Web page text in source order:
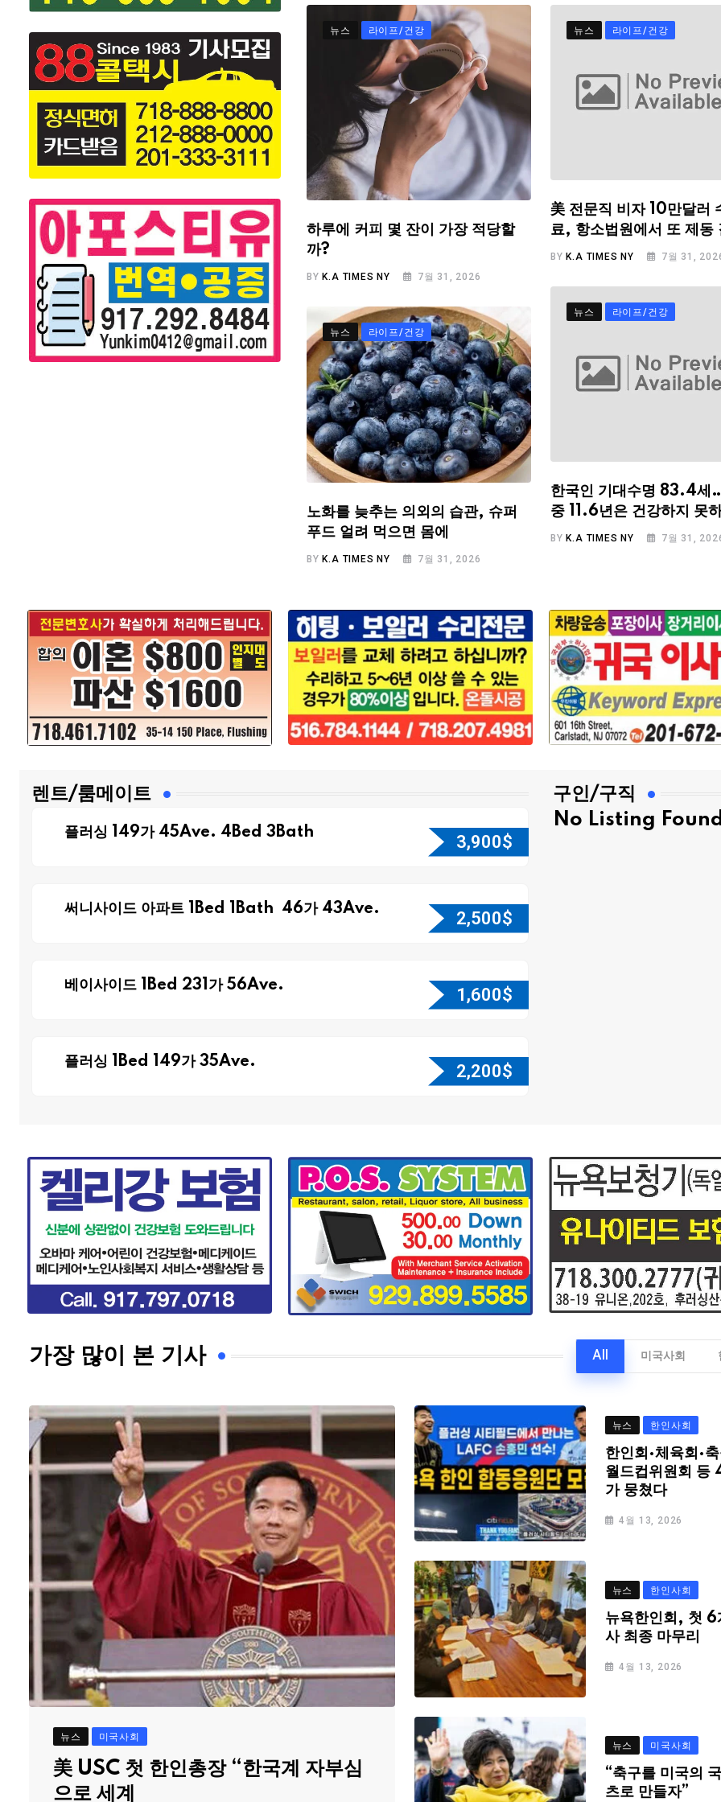
뉴스 라이프/건강
하루에 커피 몇 잔이 가장 적당할
까?
BY K.A TIMES NY 7월 31, 2026
뉴스 라이프/건강
美 전문직 비자 10만달러
료, 항소법원에서 또 제동
BYK.A TIMES NY 7월 31,
뉴스 라이프/건강
한국인 기대수명 83.4세
중 11.6년은 건강하지 못
BY K.A TIMES NY 7월 31,
뉴스 라이프/건강
노화를 늦추는 의외의 습관, 슈퍼
푸드 얼려 먹으면 몸에
BYK.A TIMES NY 7월 31, 2026
렌트/룸메이트
플러싱 149가 45Ave. 4Bed 3Bath 3,900$
써니사이드 아파트 1Bed 1Bath 46가 43Ave. 2,500$
베이사이드 1Bed 231가 56Ave. 1,600$
플러싱 1Bed 149가 35Ave. 2,200$
구인/구직
No Listing
가장 많이 본 기사 All 미국사회
뉴스 미국사회
美 USC 첫 한인총장 “한국계 자부심
으로 세계
뉴스 한인사회
한인회·체육회·
월드컵위원회 등
가 뭉쳤다
4월 13, 2026
뉴스 한인사회
뉴욕한인회, 첫 6
사 최종 마무리
4월 13, 2026
뉴스 미국사회
“축구를 미국의
츠로 만들자”